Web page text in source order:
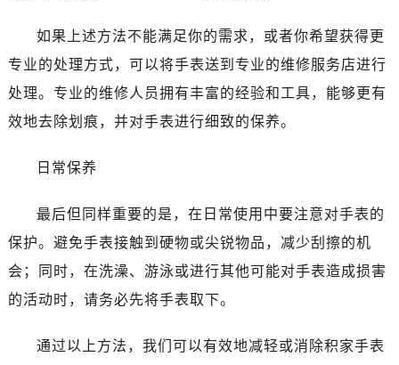
如果上述方法不能满足你的需求，或者你希望获得更
专业的处理方式，可以将手表送到专业的维修服务店进行
处理。专业的维修人员拥有丰富的经验和工具，能够更有
效地去除划痕，并对手表进行细致的保养。
日常保养
最后但同样重要的是，在日常使用中要注意对手表的
保护。避免手表接触到硬物或尖锐物品，减少刮擦的机
会；同时，在洗澡、游泳或进行其他可能对手表造成损害
的活动时，请务必先将手表取下。
通过以上方法，我们可以有效地减轻或消除积家手表